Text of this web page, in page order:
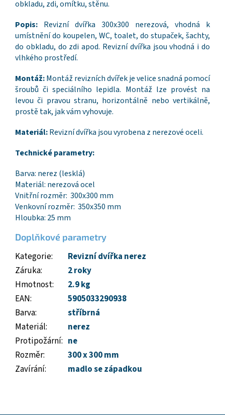
obkladu, zdi, omítku, stěnu.
Popis: Revizní dvířka 300x300 nerezová, vhodná k
umístnění do koupelen, WC, toalet, do stupaček, šachty,
do obkladu, do zdi apod. Revizní dvířka jsou vhodná i do
vlhkého prostředí.
Montáž:Montáž revizních dvířek je velice snadná pomocí
šroubů či speciálního lepidla. Montáž lze provést na
levou či pravou stranu, horizontálně nebo vertikálně,
prostě tak, jak vám vyhovuje.
Materiál:Revizní dvířka jsou vyrobena z nerezové oceli.
Technické parametry:
Barva: nerez (lesklá)
Materiál: nerezová ocel
Vnitřní rozměr: 300x300 mm
Venkovní rozměr: 350x350 mm
Hloubka: 25 mm
Doplňkové parametry
Kategorie:
Revizní dvířka nerez
Záruka:
2 roky
Hmotnost:
2.9 kg
EAN:
5905033290938
Barva:
stříbrná
Materiál:
nerez
Protipožární: ne
Rozměr:
300 x 300 mm
Zavírání: madlo se západkou